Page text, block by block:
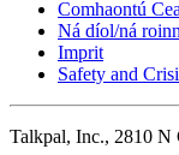
Comhaontú
Ná díol/ná
Imprit
Safety and
Talkpal, Inc., 2810 N